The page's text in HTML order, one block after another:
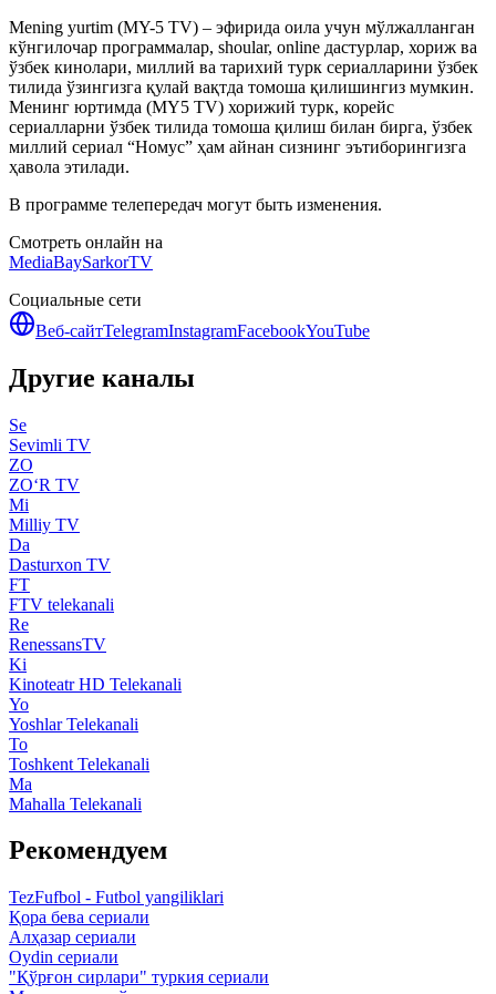
Mening yurtim (MY-5 TV) – эфирида оила учун мўлжалланган
кўнгилочар программалар, shoular, online дастурлар, хориж ва
ўзбек кинолари, миллий ва тарихий турк сериалларини ўзбек
тилида ўзингизга қулай вақтда томоша қилишингиз мумкин.
Менинг юртимда (MY5 TV) хорижий турк, корейс
сериалларни ўзбек тилида томоша қилиш билан бирга, ўзбек
миллий сериал “Номус” ҳам айнан сизнинг эътиборингизга
ҳавола этилади.
В программе телепередач могут быть изменения.
Смотреть онлайн на
MediaBaySarkorTV
Социальные сети
Веб-сайтTelegramInstagramFacebookYouTube
Другие каналы
Se
Sevimli TV
ZO
ZO‘R TV
Mi
Milliy TV
Da
Dasturxon TV
FT
FTV telekanali
Re
RenessansTV
Ki
Kinoteatr HD Telekanali
Yo
Yoshlar Telekanali
To
Toshkent Telekanali
Ma
Mahalla Telekanali
Рекомендуем
TezFufbol - Futbol yangiliklari
Қора бева сериали
Алҳазар сериали
Oydin сериали
"Қўрғон сирлари" туркия сериали